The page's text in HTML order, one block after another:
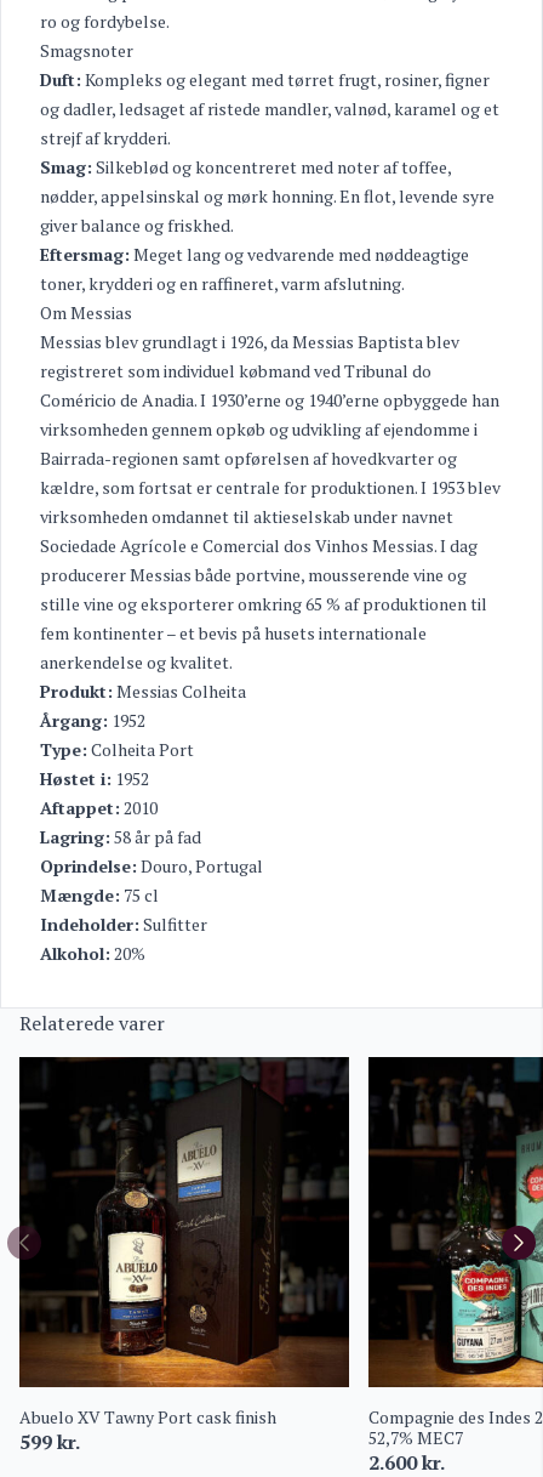
ro og fordybelse.
Smagsnoter
Duft: Kompleks og elegant med tørret frugt, rosiner, figner
og dadler, ledsaget af ristede mandler, valnød, karamel og et
strejf af krydderi.
Smag: Silkeblød og koncentreret med noter af toffee,
nødder, appelsinskal og mørk honning. En flot, levende syre
giver balance og friskhed.
Eftersmag: Meget lang og vedvarende med nøddeagtige
toner, krydderi og en raffineret, varm afslutning.
Om Messias
Messias blev grundlagt i 1926, da Messias Baptista blev
registreret som individuel købmand ved Tribunal do
Coméricio de Anadia. I 1930’erne og 1940’erne opbyggede han
virksomheden gennem opkøb og udvikling af ejendomme i
Bairrada-regionen samt opførelsen af hovedkvarter og
kældre, som fortsat er centrale for produktionen. I 1953 blev
virksomheden omdannet til aktieselskab under navnet
Sociedade Agrícole e Comercial dos Vinhos Messias. I dag
producerer Messias både portvine, mousserende vine og
stille vine og eksporterer omkring 65 % af produktionen til
fem kontinenter – et bevis på husets internationale
anerkendelse og kvalitet.
Produkt: Messias Colheita
Årgang: 1952
Type: Colheita Port
Høstet i: 1952
Aftappet: 2010
Lagring: 58 år på fad
Oprindelse: Douro, Portugal
Mængde: 75 cl
Indeholder: Sulfitter
Alkohol: 20%
Relaterede varer
Abuelo XV Tawny Port cask finish
599kr.
Compagnie des Indes
52,7% MEC7
2.600kr.